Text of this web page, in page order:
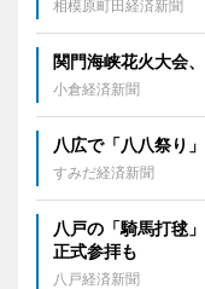
相模原町田経済新聞
関門海峡花火大会
小倉経済新聞
八広で「八八祭り
すみだ経済新聞
八戸の「騎馬打毬
正式参拝も
八戸経済新聞